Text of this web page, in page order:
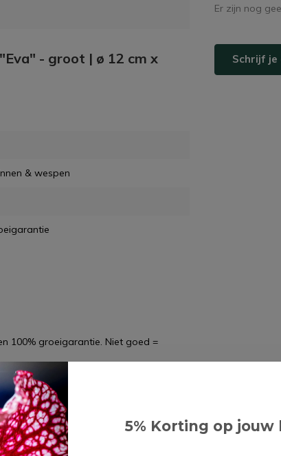
- groot | ø 12 cm x
& wespen
100% groeigarantie. Niet goed =
'm!
Er zijn nog
Schrijf
5% Korting op